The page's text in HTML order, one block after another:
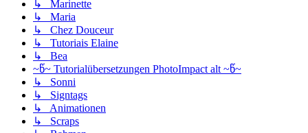
↳ Marinette
↳ Maria
↳ Chez Douceur
↳ Tutoriais Elaine
↳ Bea
~წ~ Tutorialübersetzungen PhotoImpact alt ~წ~
↳ Sonni
↳ Signtags
↳ Animationen
↳ Scraps